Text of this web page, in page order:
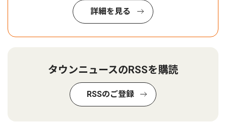
詳細を見る
タウンニュースのRSSを購読
RSSのご登録